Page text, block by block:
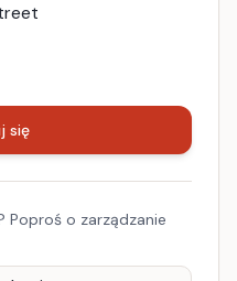
się
Poproś o zarządzanie